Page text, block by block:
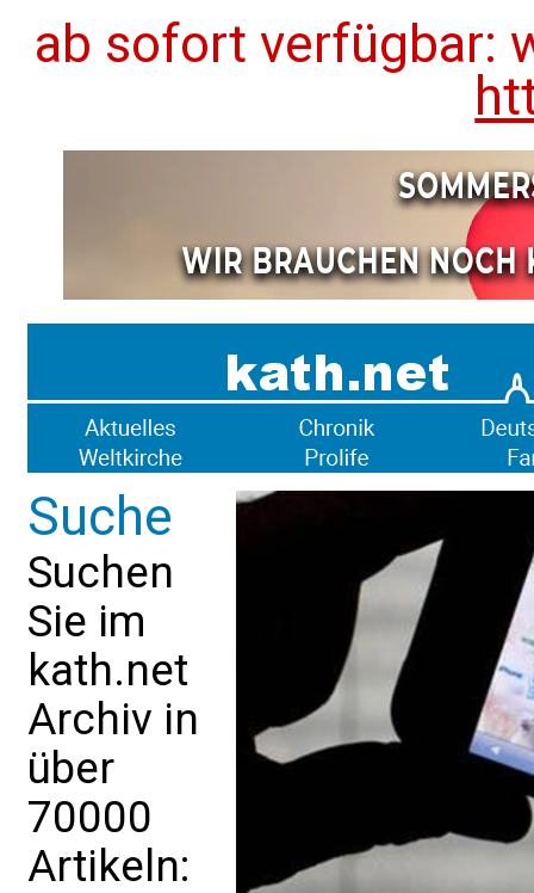
ab sofort verfügbar:
Suche
Suchen
Sie im
kath.net
Archiv in
über
70000
Artikeln: